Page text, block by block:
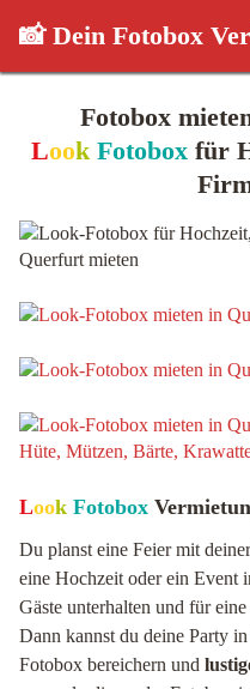
📸 Dein Fotobox
Fotobox
Look Fotoboxfür
Look Fotobox
Du planst eine Feier mit
eine Hochzeit oder ein Event
Gäste unterhalten und für eine
Dann kannst du deine Party
Fotobox bereichern und